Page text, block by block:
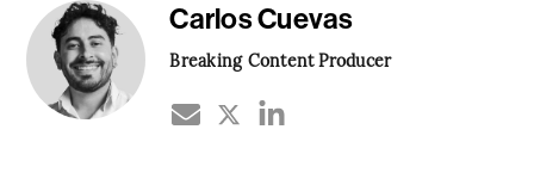
Carlos Cuevas
Breaking Content Producer